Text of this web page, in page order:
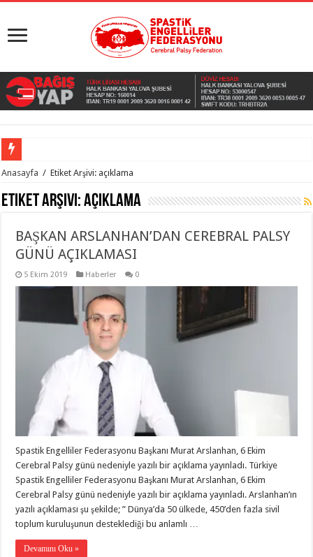
Anasayfa / Etiket Arşivi: açıklama
Etiket Arşivi:açıklama
BAŞKAN ARSLANHAN’DAN CEREBRAL PALSY
GÜNÜ AÇIKLAMASI
5 Ekim 2019 Haberler 0
Spastik Engelliler Federasyonu Başkanı Murat Arslanhan, 6 Ekim
Cerebral Palsy günü nedeniyle yazılı bir açıklama yayınladı. Türkiye
Spastik Engelliler Federasyonu Başkanı Murat Arslanhan, 6 Ekim
Cerebral Palsy günü nedeniyle yazılı bir açıklama yayınladı. Arslanhan’ın
yazılı açıklaması şu şekilde; ” Dünya’da 50 ülkede, 450’den fazla sivil
toplum kuruluşunun desteklediği bu anlamlı …
Devamını Oku »